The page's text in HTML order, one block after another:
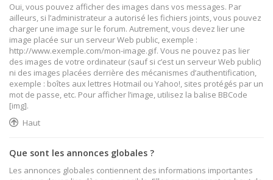
Oui, vous pouvez afficher des images dans vos messages. Par
ailleurs, si l’administrateur a autorisé les fichiers joints, vous pouvez
charger une image sur le forum. Autrement, vous devez lier une
image placée sur un serveur Web public, exemple :
http://www.exemple.com/mon-image.gif. Vous ne pouvez pas lier
des images de votre ordinateur (sauf si c’est un serveur Web public)
ni des images placées derrière des mécanismes d’authentification,
exemple : boîtes aux lettres Hotmail ou Yahoo!, sites protégés par un
mot de passe, etc. Pour afficher l’image, utilisez la balise BBCode
[img].
Haut
Que sont les annonces globales ?
Les annonces globales contiennent des informations importantes